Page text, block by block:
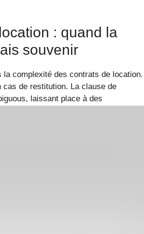
: quand la
souvenir
complexité des contrats de location.
cas de restitution. La clause de
laissant place à des